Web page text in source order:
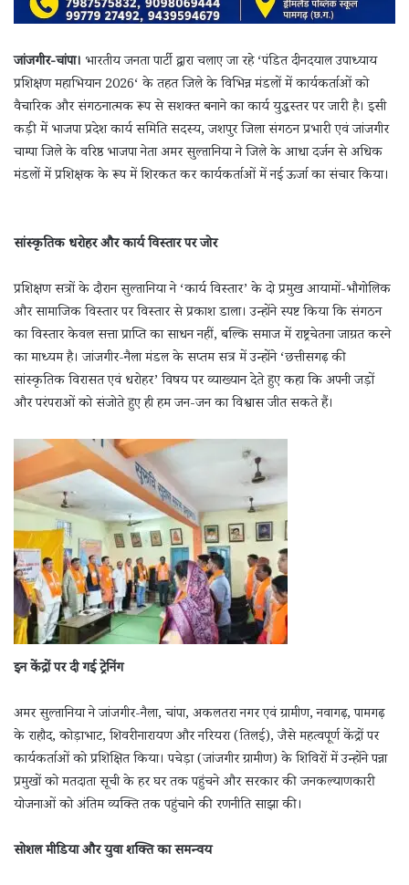
जांजगीर-चांपा। भारतीय जनता पार्टी द्वारा चलाए जा रहे ‘पंडित दीनदयाल उपाध्याय
प्रशिक्षण महाभियान 2026‘ के तहत जिले के विभिन्न मंडलों में कार्यकर्ताओं को
वैचारिक और संगठनात्मक रूप से सशक्त बनाने का कार्य युद्धस्तर पर जारी है। इसी
कड़ी में भाजपा प्रदेश कार्य समिति सदस्य, जशपुर जिला संगठन प्रभारी एवं जांजगीर
चाम्पा जिले के वरिष्ठ भाजपा नेता अमर सुल्तानिया ने जिले के आधा दर्जन से अधिक
मंडलों में प्रशिक्षक के रूप में शिरकत कर कार्यकर्ताओं में नई ऊर्जा का संचार किया।
सांस्कृतिक धरोहर और कार्य विस्तार पर जोर
प्रशिक्षण सत्रों के दौरान सुल्तानिया ने ‘कार्य विस्तार’ के दो प्रमुख आयामों-भौगोलिक
और सामाजिक विस्तार पर विस्तार से प्रकाश डाला। उन्होंने स्पष्ट किया कि संगठन
का विस्तार केवल सत्ता प्राप्ति का साधन नहीं, बल्कि समाज में राष्ट्रचेतना जाग्रत करने
का माध्यम है। जांजगीर-नैला मंडल के सप्तम सत्र में उन्होंने ‘छत्तीसगढ़ की
सांस्कृतिक विरासत एवं धरोहर’ विषय पर व्याख्यान देते हुए कहा कि अपनी जड़ों
और परंपराओं को संजोते हुए ही हम जन-जन का विश्वास जीत सकते हैं।
इन केंद्रों पर दी गई ट्रेनिंग
अमर सुल्तानिया ने जांजगीर-नैला, चांपा, अकलतरा नगर एवं ग्रामीण, नवागढ़, पामगढ़
के राहौद, कोड़ाभाट, शिवरीनारायण और नरियरा (तिलई), जैसे महत्वपूर्ण केंद्रों पर
कार्यकर्ताओं को प्रशिक्षित किया। पचेड़ा (जांजगीर ग्रामीण) के शिविरों में उन्होंने पन्ना
प्रमुखों को मतदाता सूची के हर घर तक पहुंचने और सरकार की जनकल्याणकारी
योजनाओं को अंतिम व्यक्ति तक पहुंचाने की रणनीति साझा की।
सोशल मीडिया और युवा शक्ति का समन्वय